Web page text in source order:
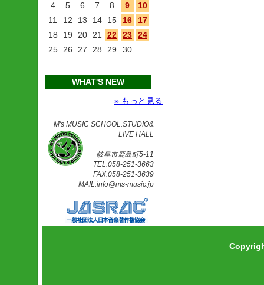
4
5 6 7 8 9
10
11
12 13 14 15 16
17
18
19 20 21 22 23
24
25
26 27 28 29 30
WHAT'S NEW
» もっと見る
M's MUSIC SCHOOL.STUDIO&
LIVE HALL
岐阜市鹿島町5-11
TEL:058-251-3663
FAX:058-251-3639
MAIL:info@ms-music.jp